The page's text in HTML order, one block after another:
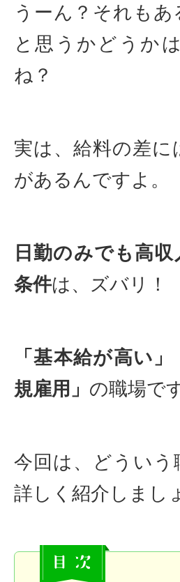
うーん？それも
と思うかどうか
ね？
実は、給料の差
があるんですよ。
日勤のみでも高
条件は、ズバリ！
「基本給が高い
規雇用」 の職場で
今回は、どうい
詳しく紹介しまし